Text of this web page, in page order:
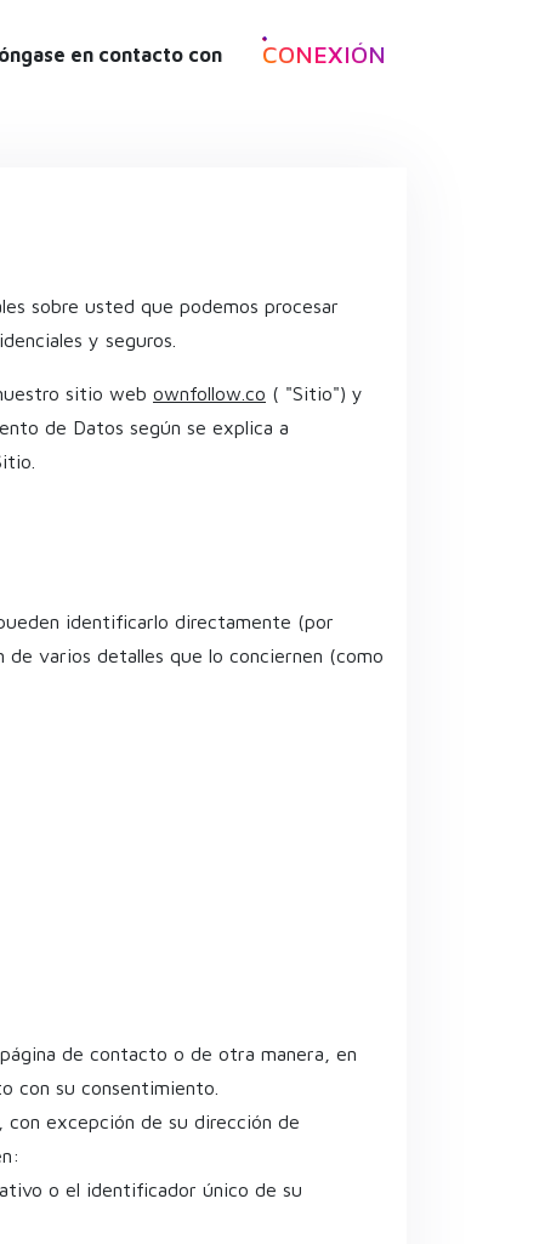
en contacto con CONEXIÓN
sobre usted que podemos procesar
y seguros.
sitio web ownfollow.co ( "Sitio") y
de Datos según se explica a
identificarlo directamente (por
varios detalles que lo conciernen (como
de contacto o de otra manera, en
con su consentimiento.
excepción de su dirección de
o el identificador único de su